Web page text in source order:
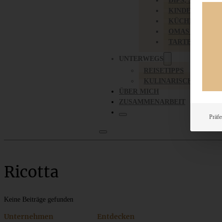
UNTERWEGS
REISETIPPS
KULINARISCH
ÜBER MICH
ZUSAMMENARBEIT
Ricotta
Keine Beiträge gefunden
Unternehmen Entdecken